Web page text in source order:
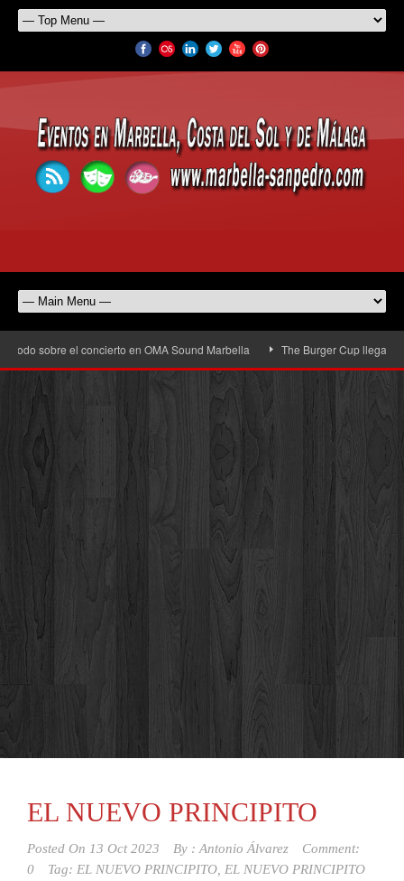
el concierto en OMA Sound Marbella The Burger Cup llega a San
EL NUEVO PRINCIPITO
Posted On 13 Oct 2023 By : Antonio Álvarez
Comment:
0
Tag: EL NUEVO PRINCIPITO EL NUEVO PRINCIPITO